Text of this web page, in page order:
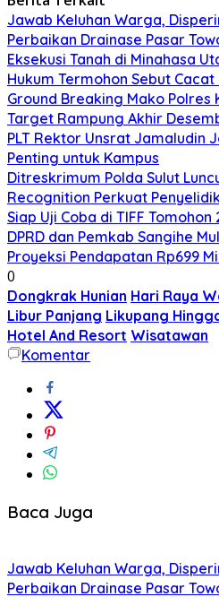
Jawab Keluhan Warga,
Perbaikan Drainase Pasar
Eksekusi Tanah di Minahasa
Hukum Termohon Sebut Cacat
Ground Breaking Mako Polres
Target Rampung Akhir
​PLT Rektor Unsrat Jamaludin
Penting untuk Kampus
Ditreskrimum Polda Sulut
Recognition Perkuat
Siap Uji Coba di TIFF Tomohon
DPRD dan Pemkab Sangihe
Proyeksi Pendapatan Rp699
0
Dongkrak Hunian Hari Raya
Libur Panjang Likupang
Hotel And Resort Wisatawan
Komentar
Baca Juga
Jawab Keluhan Warga,
Perbaikan Drainase Pasar